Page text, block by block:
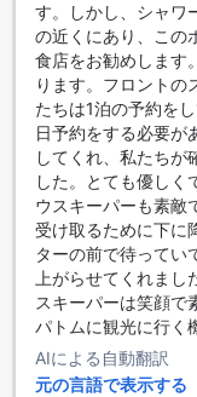
ラチャプルック パ
しており、旅行者の
いただけます。30
は、ゆったりとした
を約束します。同じ
ームは、二つのシン
最適です。さらに、
ムは、より広々とし
間を過ごすことがで
リプルルームは、シ
な空間を提供し、グ
方メートルのスイー
ルベッドを組み合わ
念日に最適です。最
プルルームは、友人
す。 これらの魅力的
す。しかし、シャワ
の近くにあり、この
食店をお勧めします
ります。フロントの
たちは1泊の予約を
日予約をする必要が
してくれ、私たちが
した。とても優しく
ウスキーパーも素敵
受け取るために下に
ターの前で待ってい
上がらせてくれま
スキーパーは笑顔で
パトムに観光に行く
AIによる自動翻訳
元の言語で表示する